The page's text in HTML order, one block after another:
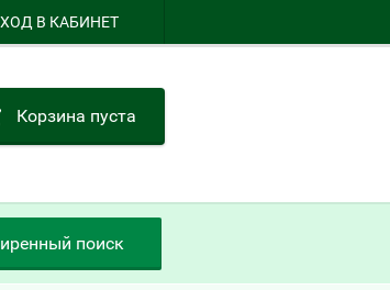
В КАБИНЕТ
Корзина пуста
поиск